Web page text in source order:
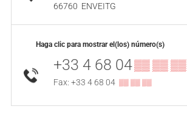
66760 ENVEITG
Haga clic para mostrar el(los) número(s)
+33 4 68 04▒▒ ▒▒ ▒▒
Fax: +33 4 68 04 ▒▒ ▒▒ ▒▒